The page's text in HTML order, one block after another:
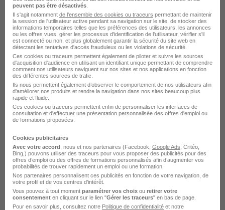
Professeur Particulier d'Histoire à
Domicile H/F
Les Sherpas
Puteaux - 92 Indépendant
15 - 40 € / heure
Voir l’offre
Professeur Particulier d'Anglais à
peuvent pas être désactivés
Il s'agit notamment de l'ensemble des cookies ou traceurs permettant de maintenir
la session de l'utilisateur active pendant sa navigation sur le site, de stocker des
informations temporaires telles que les préférences des utilisateurs, les annonces
ou les offres vues, gérer les processus d'identification de l'utilisateur, vérifier s'il
est connecté ou non, et plus globalement garantir la sécurité du site web en
détectant les tentatives d'accès frauduleux ou les violations de sécurité.
Ces cookies ou traceurs permettent également de piloter et suivre les sources
d'acquisition d'audience en utilisant un identifiant unique permettant de comprendre
comment nos utilisateurs naviguent sur nos sites et nos applications en fonction
des différentes sources de trafic.
Ils nous permettent également d’observer le comportement de nos utilisateurs afin
d'améliorer nos produits et rendre la navigation dans nos sites beaucoup plus
rapide et fluide.
Ces cookies ou traceurs permettent enfin de personnaliser les interfaces de
consultation et d'effectuer une présentation personnalisée des offres d'emploi ou
de formations proposées.
Cookies publicitaires
Avec votre accord , nous et nos partenaires (Facebook, Google Ads , Critéo,
Bing,) pouvons utiliser des traceurs pour vous proposer des publicités pour des
offres d’emploi ou des offres de formations personnalisés afin d’augmenter vos
probabilités de trouver rapidement un emploi ou une formation.
Nos partenaires personnalisent ces publicités en fonction de votre navigation, de
votre profil et de vos centres d’intérêt.
Vous pouvez à tout moment paramétrer vos choix ou retirer votre
consentement en cliquant sur le lien "Gérer les traceurs" en bas de page.
Pour en savoir plus, consultez notre Politique de confidentialité et notre